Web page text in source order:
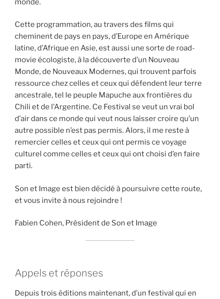
Cette programmation, au travers des films qui
cheminent de pays en pays, d’Europe en Amérique
latine, d’Afrique en Asie, est aussi une sorte de road-
movie écologiste, à la découverte d’un Nouveau
Monde, de Nouveaux Modernes, qui trouvent parfois
ressource chez celles et ceux qui défendent leur terre
ancestrale, tel le peuple Mapuche aux frontières du
Chili et de l’Argentine. Ce Festival se veut un vrai bol
d’air dans ce monde qui veut nous laisser croire qu’un
autre possible n’est pas permis. Alors, il me reste à
remercier celles et ceux qui ont permis ce voyage
culturel comme celles et ceux qui ont choisi d’en faire
parti.
Son et Image est bien décidé à poursuivre cette route,
et vous invite à nous rejoindre !
Fabien Cohen, Président de Son et Image
Appels et réponses
Depuis trois éditions maintenant, d’un festival qui en